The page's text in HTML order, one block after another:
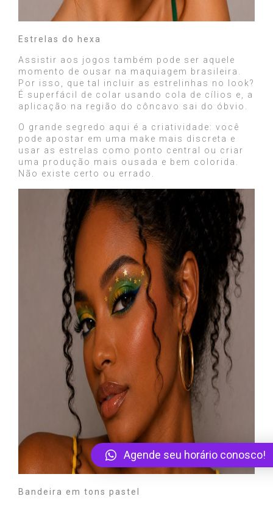
Estrelas do hexa
Assistir aos jogos também pode ser aquele
momento de ousar na maquiagem brasileira.
Por isso, que tal incluir as estrelinhas no look?
É superfácil de colar usando cola de cílios e, a
aplicação na região do côncavo sai do óbvio.
O grande segredo aqui é a criatividade: você
pode apostar em uma make mais discreta e
usar as estrelas como ponto central ou criar
uma produção mais ousada e bem colorida.
Não existe certo ou errado.
Bandeira em tons pastel
Agende seu horário conosco!